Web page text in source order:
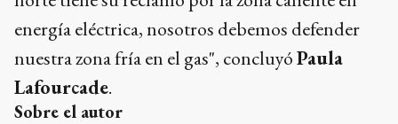
energía eléctrica, nosotros debemos defender
nuestra zona fría en el gas", concluyóPaula
Lafourcade.
Sobre el autor